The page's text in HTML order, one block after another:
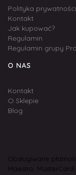
Polityka prywatności
Kontakt
Jak kupować?
Regulamin
Regulamin grupy
O NAS
Kontakt
O Sklepie
Blog
Obsługiwane
Maestro,